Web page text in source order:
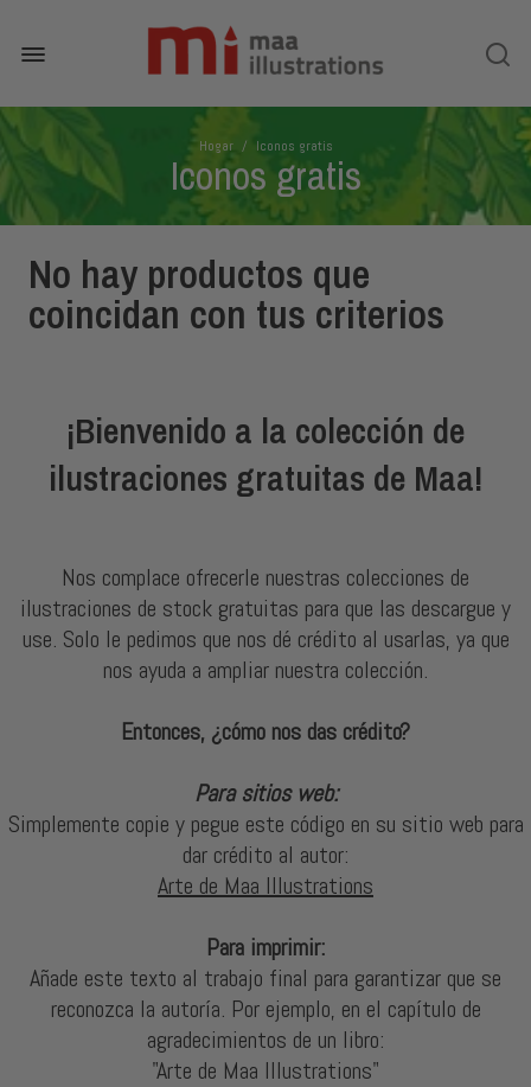
Hogar / Iconos gratis
Iconos gratis
No hay productos que
coincidan con tus criterios
¡Bienvenido a la colección de
ilustraciones gratuitas de Maa!
Nos complace ofrecerle nuestras colecciones de
ilustraciones de stock gratuitas para que las descargue y
use. Solo le pedimos que nos dé crédito al usarlas, ya que
nos ayuda a ampliar nuestra colección.
Entonces, ¿cómo nos das crédito?
Para sitios web:
Simplemente copie y pegue este código en su sitio web para
dar crédito al autor:
Arte de Maa Illustrations
Para imprimir:
Añade este texto al trabajo final para garantizar que se
reconozca la autoría. Por ejemplo, en el capítulo de
agradecimientos de un libro:
"Arte de Maa Illustrations"